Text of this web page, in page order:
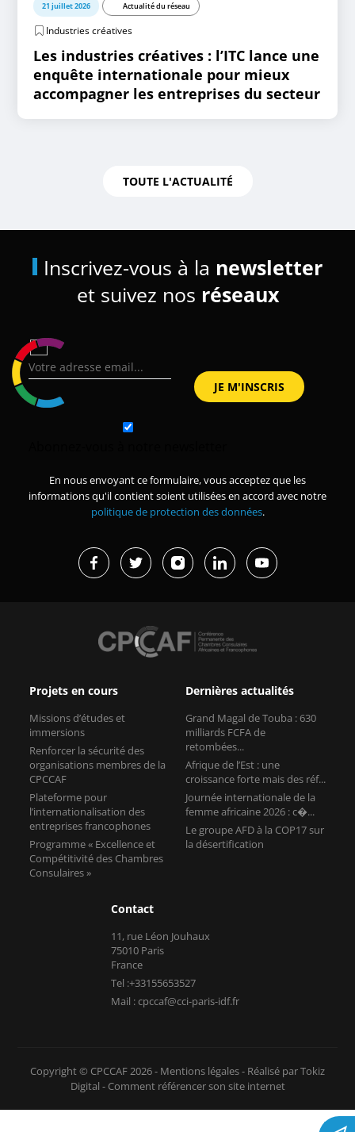
21 juillet 2026 Actualité du réseau
Industries créatives
Les industries créatives : l’ITC lance une
enquête internationale pour mieux
accompagner les entreprises du secteur
TOUTE L'ACTUALITÉ
Inscrivez-vous à la newsletter
et suivez nos réseaux
En nous envoyant ce formulaire, vous acceptez que les
informations qu'il contient soient utilisées en accord avec notre
politique de protection des données.
Projets en cours
Missions d’études et
immersions
Renforcer la sécurité des
organisations membres de la
CPCCAF
Plateforme pour
l’internationalisation des
entreprises francophones
Programme « Excellence et
Compétitivité des Chambres
Consulaires »
Dernières actualités
Grand Magal de Touba : 630
milliards FCFA de
retombées...
Afrique de l’Est : une
croissance forte mais des réf...
Journée internationale de la
femme africaine 2026 : c�...
Le groupe AFD à la COP17 sur
la désertification
Contact
11, rue Léon Jouhaux
75010 Paris
France
Tel :+33155653527
Mail : cpccaf@cci-paris-idf.fr
Copyright © CPCCAF 2026 - Mentions légales- Réalisé par Tokiz
Digital - Comment référencer son site internet